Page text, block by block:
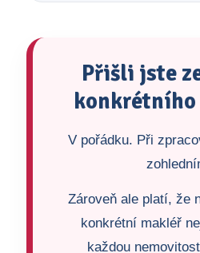
Přišli jste
konkrétního
V pořádku. Při
Zároveň ale platí, že
konkrétní makléř
každou